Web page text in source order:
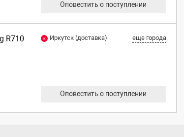
Оповестить о поступлении
R710
Иркутск (доставка) еще города
Оповестить о поступлении